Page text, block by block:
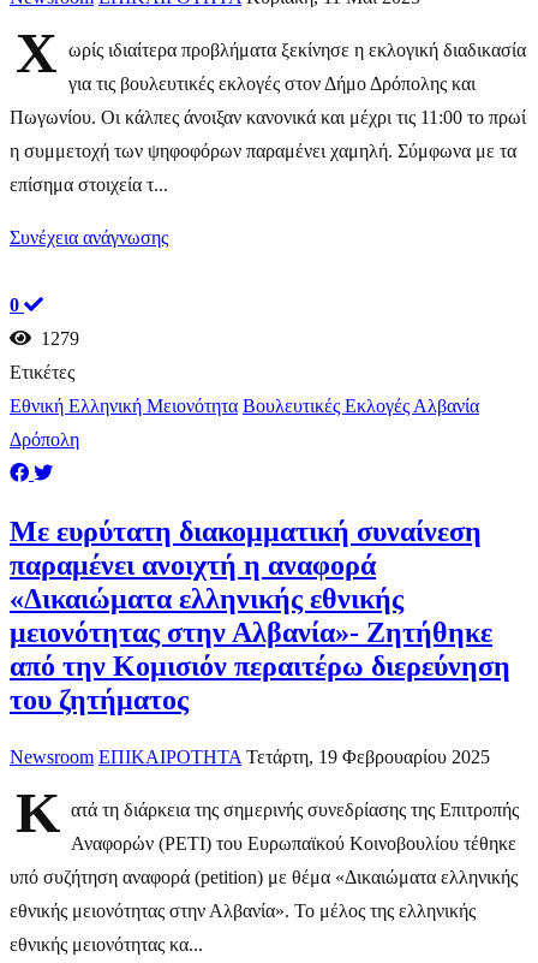
Χ
ωρίς ιδιαίτερα προβλήματα ξεκίνησε η εκλογική διαδικασία
για τις βουλευτικές εκλογές στον Δήμο Δρόπολης και
Πωγωνίου. Οι κάλπες άνοιξαν κανονικά και μέχρι τις 11:00 το πρωί
η συμμετοχή των ψηφοφόρων παραμένει χαμηλή. Σύμφωνα με τα
επίσημα στοιχεία τ...
Συνέχεια ανάγνωσης
0
1279
Ετικέτες
Εθνική Ελληνική Μειονότητα Βουλευτικές Εκλογές Αλβανία
Δρόπολη
Με ευρύτατη διακομματική συναίνεση
παραμένει ανοιχτή η αναφορά
«Δικαιώματα ελληνικής εθνικής
μειονότητας στην Αλβανία»- Ζητήθηκε
από την Κομισιόν περαιτέρω διερεύνηση
του ζητήματος
Newsroom ΕΠΙΚΑΙΡΟΤΗΤΑ Τετάρτη, 19 Φεβρουαρίου 2025
Κ ατά τη διάρκεια της σημερινής συνεδρίασης της Επιτροπής
Αναφορών (PETI) του Ευρωπαϊκού Κοινοβουλίου τέθηκε
υπό συζήτηση αναφορά (petition) με θέμα «Δικαιώματα ελληνικής
εθνικής μειονότητας στην Αλβανία». Το μέλος της ελληνικής
εθνικής μειονότητας κα...